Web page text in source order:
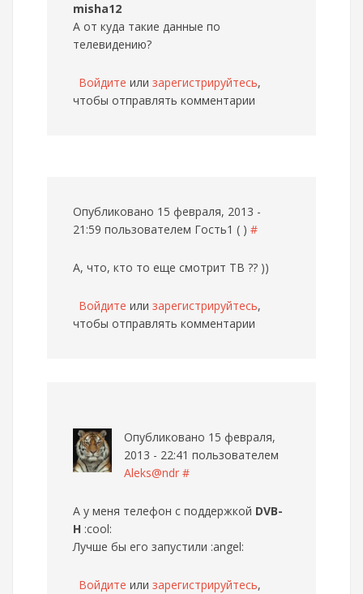
misha12
А от куда такие данные по
телевидению?
Войдите или зарегистрируйтесь,
чтобы отправлять комментарии
Опубликовано 15 февраля, 2013 -
21:59 пользователем Гость1 ( ) #
А, что, кто то еще смотрит ТВ ?? ))
Войдите или зарегистрируйтесь,
чтобы отправлять комментарии
Опубликовано 15 февраля,
2013 - 22:41 пользователем
Aleks@ndr #
А у меня телефон с поддержкой DVB-
H :cool:
Лучше бы его запустили :angel:
Войдите или зарегистрируйтесь,